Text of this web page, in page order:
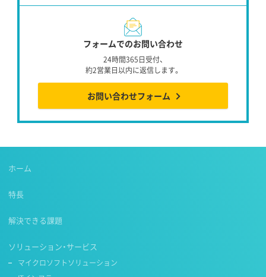
フォームでのお問い合わせ
24時間365日受付、
約2営業日以内に返信します。
お問い合わせフォーム
ホーム
特長
解決できる課題
ソリューション・サービス
マイクロソフトソリューション